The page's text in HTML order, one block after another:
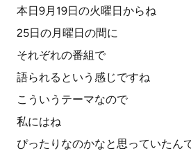
本日9月19日の火曜日からね
25日の月曜日の間に
それぞれの番組で
語られるという感じですね
こういうテーマなので
私にはね
ぴったりなのかなと思っていたん